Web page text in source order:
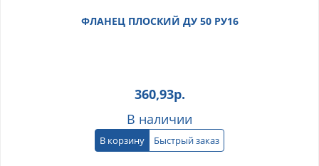
ФЛАНЕЦ ПЛОСКИЙ ДУ 50 РУ16
360,93р.
В наличии
В корзину Быстрый заказ